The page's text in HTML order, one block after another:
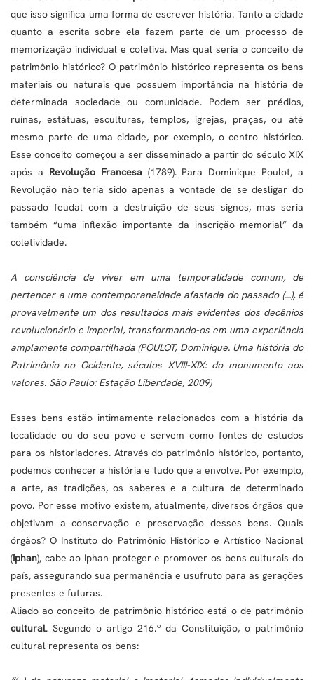
que isso significa uma forma de escrever história. Tanto a cidade
quanto a escrita sobre ela fazem parte de um processo de
memorização individual e coletiva. Mas qual seria o conceito de
patrimônio histórico? O patrimônio histórico representa os bens
materiais ou naturais que possuem importância na história de
determinada sociedade ou comunidade. Podem ser prédios,
ruínas, estátuas, esculturas, templos, igrejas, praças, ou até
mesmo parte de uma cidade, por exemplo, o centro histórico.
Esse conceito começou a ser disseminado a partir do século XIX
após a Revolução Francesa(1789). Para Dominique Poulot, a
Revolução não teria sido apenas a vontade de se desligar do
passado feudal com a destruição de seus signos, mas seria
também “uma inflexão importante da inscrição memorial” da
coletividade.
A consciência de viver em uma temporalidade comum, de
pertencer a uma contemporaneidade afastada do passado (…), é
provavelmente um dos resultados mais evidentes dos decênios
revolucionário e imperial, transformando-os em uma experiência
amplamente compartilhada (POULOT, Dominique. Uma história do
Patrimônio no Ocidente, séculos XVIII-XIX: do monumento aos
valores. São Paulo: Estação Liberdade, 2009)
Esses bens estão intimamente relacionados com a história da
localidade ou do seu povo e servem como fontes de estudos
para os historiadores. Através do patrimônio histórico, portanto,
podemos conhecer a história e tudo que a envolve. Por exemplo,
a arte, as tradições, os saberes e a cultura de determinado
povo. Por esse motivo existem, atualmente, diversos órgãos que
objetivam a conservação e preservação desses bens. Quais
órgãos? O Instituto do Patrimônio Histórico e Artístico Nacional
(Iphan), cabe ao Iphan proteger e promover os bens culturais do
país, assegurando sua permanência e usufruto para as gerações
presentes e futuras.
Aliado ao conceito de patrimônio histórico está o de patrimônio
cultural. Segundo o artigo 216.º da Constituição, o patrimônio
cultural representa os bens: